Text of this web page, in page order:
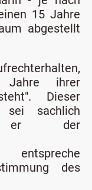
15 Jahre
abgestellt
ihrer
Dieser
sachlich
er der
entspreche
des